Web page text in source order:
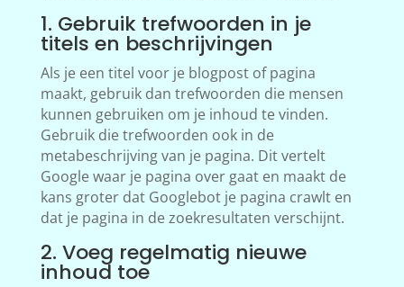
1. Gebruik trefwoorden in je
titels en beschrijvingen
Als je een titel voor je blogpost of pagina
maakt, gebruik dan trefwoorden die mensen
kunnen gebruiken om je inhoud te vinden.
Gebruik die trefwoorden ook in de
metabeschrijving van je pagina. Dit vertelt
Google waar je pagina over gaat en maakt de
kans groter dat Googlebot je pagina crawlt en
dat je pagina in de zoekresultaten verschijnt.
2. Voeg regelmatig nieuwe
inhoud toe